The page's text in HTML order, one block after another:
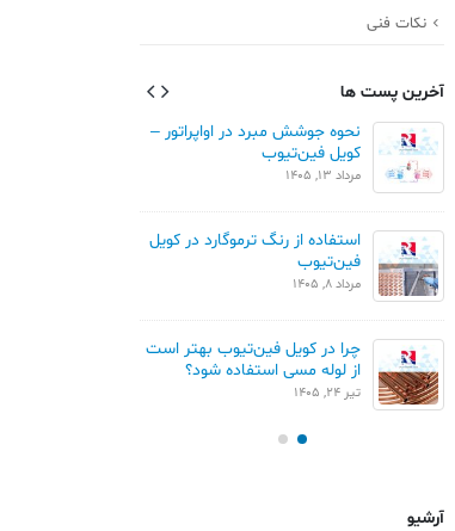
نکات فنی
آخرین پست ها
نحوه جوشش مبرد در اواپراتور –
کویل فین‌تیوب
مرداد 13, 1405
استفاده از رنگ ترموگارد در کویل
فین‌تیوب
مرداد 8, 1405
چرا در کویل فین‌تیوب بهتر است
از لوله مسی استفاده شود؟
تیر 24, 1405
آرشیو